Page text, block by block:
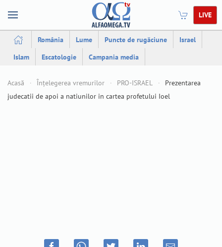
LIVE
România Lume Puncte de rugăciune
Israel
Islam
Escatologie Campania media
Acasă Înțelegerea vremurilor PRO-ISRAEL
Prezentarea
judecatii de apoi a natiunilor in cartea profetului Ioel